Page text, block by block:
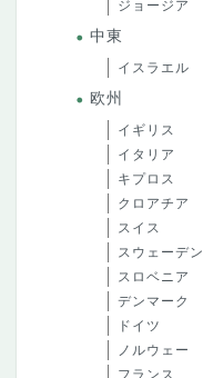
ジョージア
中東
イスラエル
欧州
イギリス
イタリア
キプロス
クロアチア
スイス
スウェーデン
スロベニア
デンマーク
ドイツ
ノルウェー
フランス